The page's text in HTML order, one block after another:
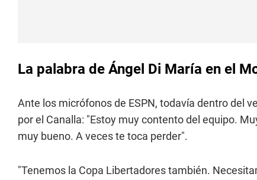
La palabra de Ángel Di María en el
Ante los micrófonos de ESPN, todavía dentro del
por el Canalla: "Estoy muy contento del equipo.
muy bueno. A veces te toca perder".
"Tenemos la Copa Libertadores también.